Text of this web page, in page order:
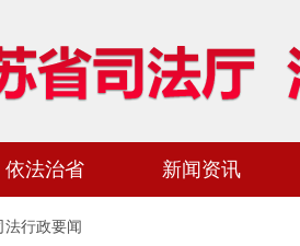
依法治省 新闻资讯
法行政要闻